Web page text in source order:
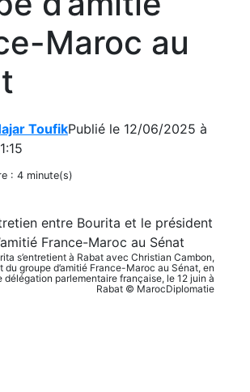
Maroc au
ToufikPublié le 12/06/2025 à
: 4 minute(s)
s’entretient à Rabat avec Christian Cambon,
du groupe d’amitié France-Maroc au Sénat, en
délégation parlementaire française, le 12 juin à
Rabat © MarocDiplomatie